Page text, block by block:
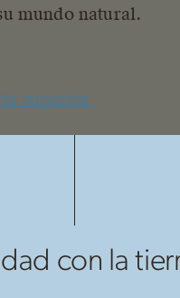
mundo natural.
superior
con la